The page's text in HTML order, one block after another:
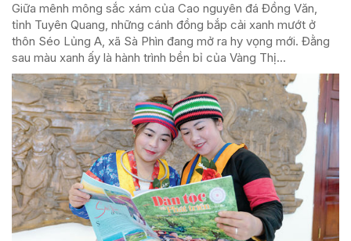
Giữa mênh mông sắc xám của Cao nguyên đá Đồng Văn,
tỉnh Tuyên Quang, những cánh đồng bắp cải xanh mướt ở
thôn Séo Lủng A, xã Sà Phìn đang mở ra hy vọng mới. Đằng
sau màu xanh ấy là hành trình bền bỉ của Vàng Thị...